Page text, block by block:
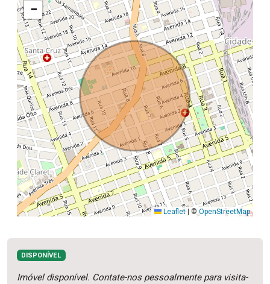
−
Leaflet ©OpenStreetMap
DISPONÍVEL
Imóvel disponível. Contate-nos pessoalmente para visita-